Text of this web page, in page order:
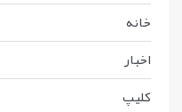
خانه
اخبار
کليپ